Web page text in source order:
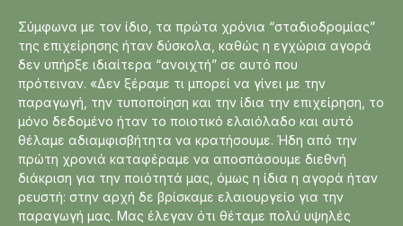
Σύμφωνα με τον ίδιο, τα πρώτα χρόνια “σταδιοδρομίας”
της επιχείρησης ήταν δύσκολα, καθώς η εγχώρια αγορά
δεν υπήρξε ιδιαίτερα “ανοιχτή” σε αυτό που
πρότειναν. «Δεν ξέραμε τι μπορεί να γίνει με την
παραγωγή, την τυποποίηση και την ίδια την επιχείρηση, το
μόνο δεδομένο ήταν το ποιοτικό ελαιόλαδο και αυτό
θέλαμε αδιαμφισβήτητα να κρατήσουμε. Ήδη από την
πρώτη χρονιά καταφέραμε να αποσπάσουμε διεθνή
διάκριση για την ποιότητά μας, όμως η ίδια η αγορά ήταν
ρευστή: στην αρχή δε βρίσκαμε ελαιουργείο για την
παραγωγή μας. Μας έλεγαν ότι θέταμε πολύ υψηλές